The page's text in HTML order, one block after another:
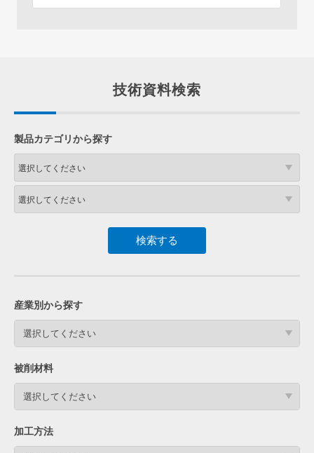
技術資料検索
製品カテゴリから探す
産業別から探す
選択してください
被削材料
選択してください
加工方法